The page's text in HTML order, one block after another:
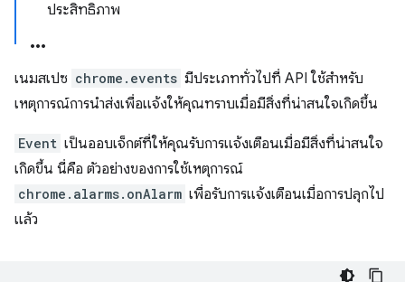
ประสิทธิภาพ
เนมสเปซ chrome.events มีประเภททั่วไปที่ API ใช้สำหรับ
เหตุการณ์การนำส่งเพื่อแจ้งให้คุณทราบเมื่อมีสิ่งที่น่าสนใจเกิดขึ้น
Event เป็นออบเจ็กต์ที่ให้คุณรับการแจ้งเตือนเมื่อมีสิ่งที่น่าสนใจ
เกิดขึ้น นี่คือ ตัวอย่างของการใช้เหตุการณ์
chrome.alarms.onAlarm เพื่อรับการแจ้งเตือนเมื่อการปลุกไป
แล้ว